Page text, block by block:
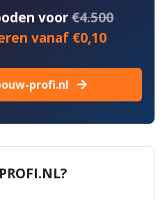
voor€4.500
vanaf €0,10
profi.nl